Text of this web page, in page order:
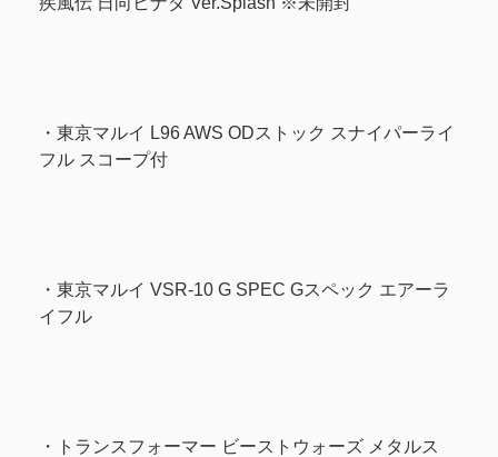
・東京マルイ L96 AWS ODストック スナイパーライ
フル スコープ付
・東京マルイ VSR-10 G SPEC Gスペック エアーラ
イフル
・トランスフォーマー ビーストウォーズ メタルス